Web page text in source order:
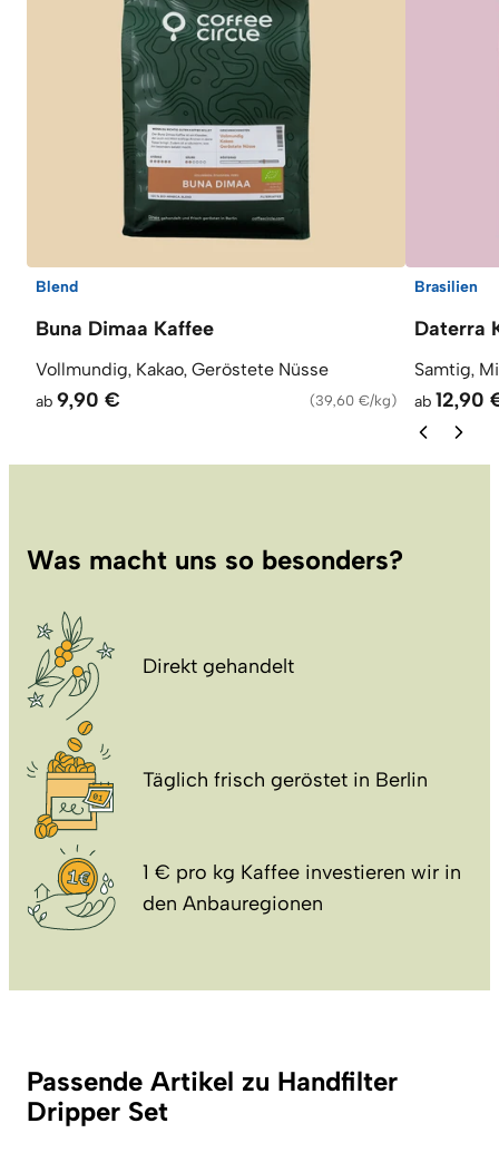
Blend
Buna Dimaa Kaffee
Vollmundig, Kakao, Geröstete Nüsse
ab 9,90 € (39,60 €/kg)
Brasilien
Daterra
Samtig,
ab 12,90
Was macht uns so besonders?
Direkt gehandelt
Täglich frisch geröstet in Berlin
1 € pro kg Kaffee investieren wir in
den Anbauregionen
Passende Artikel zu Handfilter
Dripper Set